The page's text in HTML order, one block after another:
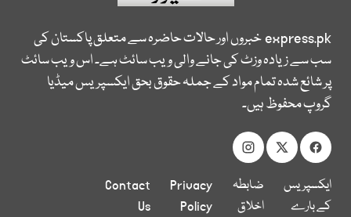
express.pkخبروں اور حالات حاضرہ سے متعلق پاکستان کی
سب سے زیادہ وزٹ کی جانے والی ویب سائٹ ہے۔ اس ویب سائٹ
پر شائع شدہ تمام مواد کے جملہ حقوق بحق ایکسپریس میڈیا
گروپ محفوظ ہیں۔
ایکسپریس
کے بارے
ضابطہ
اخلاق
Privacy
Policy
Contact
Us